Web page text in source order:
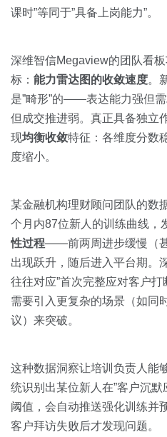
课时”等同于”具备上岗能力”。
深维智信Megaview的团队看
标： 能力雷达图的收敛速度。
是”畸形”的——表达能力强但
但成交推进弱。真正具备独立
现均衡收敛特征：各维度分数
度缩小。
某金融机构理财顾问团队的数
个月内87位新人的训练曲线，
性过程——前两周进步缓慢（
出现跃升，随后进入平台期。
往往对应”首次完整应对客户打
需要引入更复杂的场景（如同
议）来突破。
这种数据洞察让培训负责人能
统识别出某位新人在”客户沉
阈值，会自动推送强化训练
客户拜访失败后才发现问题。